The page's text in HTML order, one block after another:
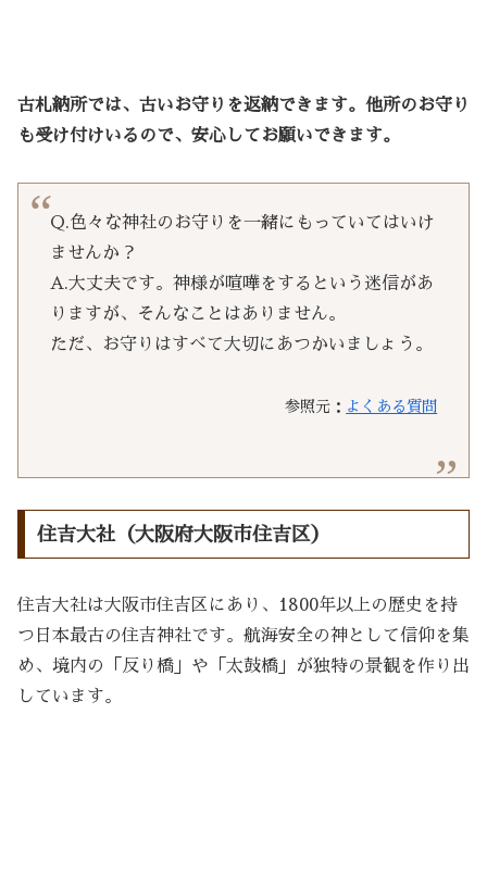
古札納所では、古いお守りを返納できます。他所のお守り
も受け付けいるので、安心してお願いできます。
Q.色々な神社のお守りを一緒にもっていてはいけ
ませんか？
A.大丈夫です。神様が喧嘩をするという迷信があ
りますが、そんなことはありません。
ただ、お守りはすべて大切にあつかいましょう。
参照元： よくある質問
住吉大社（大阪府大阪市住吉区）
住吉大社は大阪市住吉区にあり、1800年以上の歴史を持
つ日本最古の住吉神社です。航海安全の神として信仰を集
め、境内の「反り橋」や「太鼓橋」が独特の景観を作り出
しています。